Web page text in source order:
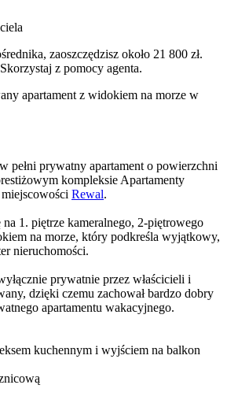
zaoszczędzisz około 21 800 zł.
z pomocy agenta.
apartament z widokiem na morze w
pełni prywatny apartament o powierzchni
kompleksie Apartamenty
Rewal.
1. piętrze kameralnego, 2-piętrowego
na morze, który podkreśla wyjątkowy,
nieruchomości.
prywatnie przez właścicieli i
dzięki czemu zachował bardzo dobry
apartamentu wakacyjnego.
kuchennym i wyjściem na balkon